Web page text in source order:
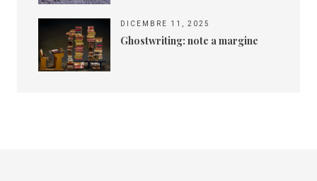
DICEMBRE 11, 2025
Ghostwriting: note a margine